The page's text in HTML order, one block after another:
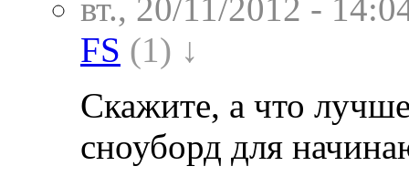
вт., 20/11/2012 -
FS (1) ↓
Скажите, а что
сноуборд для